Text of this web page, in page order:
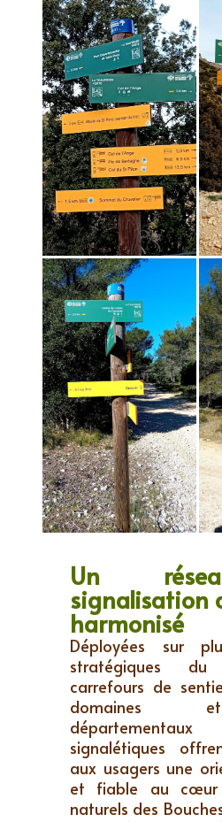
Un
signalisation
harmonisé
Déployées sur
stratégiques
carrefours de
domaines
signalétiques
aux usagers une
et fiable au cœur
naturels des